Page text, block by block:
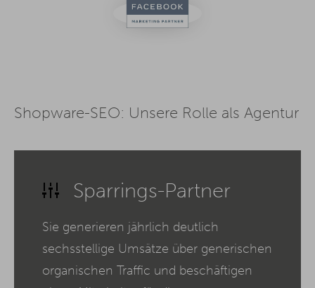
Shopware-SEO: Unsere Rolle als Agentur
Sparrings-Partner
Sie generieren jährlich deutlich
sechsstellige Umsätze über generischen
organischen Traffic und beschäftigen